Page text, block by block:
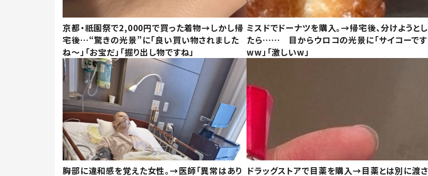
京都・祇園祭で2,000円で買った着物→しかし帰
宅後…“驚きの光景”に「良い買い物されました
ね～」「お宝だ」「掘り出し物ですね」
ミスドでドーナツを購入。→帰宅後、分けようとし
たら…… 目からウロコの光景に「サイコーです
ww」「激しいw」
胸部に違和感を覚えた女性。→医師「異常はあり ドラッグストアで目薬を購入→目薬とは別に渡さ